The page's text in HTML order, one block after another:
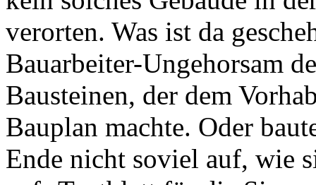
verorten. Was ist da
Bauarbeiter-Ungehorsam
Bausteinen, der dem
Bauplan machte. Oder
Ende nicht soviel auf, wie